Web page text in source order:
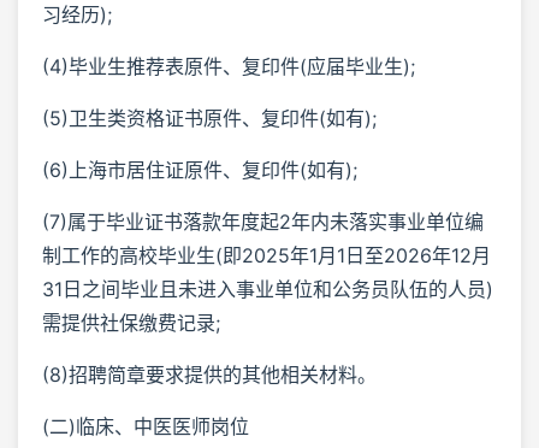
习经历);
(4)毕业生推荐表原件、复印件(应届毕业生);
(5)卫生类资格证书原件、复印件(如有);
(6)上海市居住证原件、复印件(如有);
(7)属于毕业证书落款年度起2年内未落实事业单位编
制工作的高校毕业生(即2025年1月1日至2026年12月
31日之间毕业且未进入事业单位和公务员队伍的人员)
需提供社保缴费记录;
(8)招聘简章要求提供的其他相关材料。
(二)临床、中医医师岗位